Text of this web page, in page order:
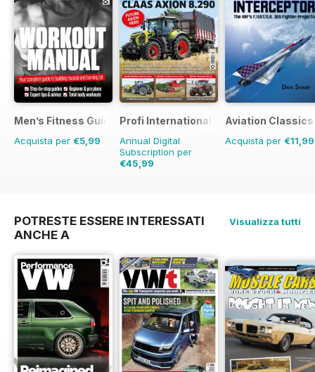
Men’s Fitness Guides
Acquista per €5,99
Profi International
Annual Digital
Subscription per
€45,99
Aviation Classics
Acquista per €11,99
POTRESTE ESSERE INTERESSATI
ANCHE A
Visualizza tutti